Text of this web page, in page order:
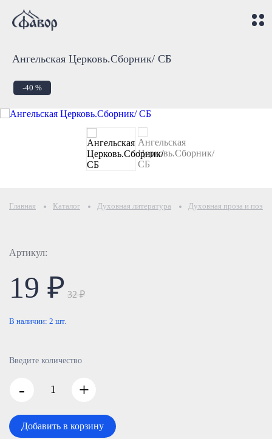
Ангельская Церковь.Сборник/ СБ
-40 %
Главная Каталог Духовная литература Духовная проза и
Артикул:
19 ₽ 32 ₽
В наличии: 2 шт.
Введите количество
- +
Добавить в корзину